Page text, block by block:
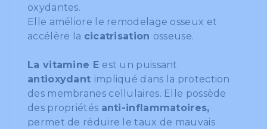
oxydantes.
Elle améliore le remodelage osseux et
accélère la cicatrisation osseuse.
La vitamine E est un puissant
antioxydant impliqué dans la protection
des membranes cellulaires. Elle possède
des propriétés anti-inflammatoires,
permet de réduire le taux de mauvais